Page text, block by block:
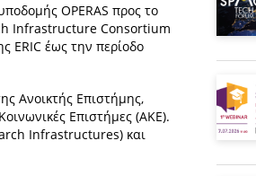
OPERAS προς το
Infrastructure Consortium
ERIC έως την περίοδο
Ανοικτής Επιστήμης,
Επιστήμες (ΑΚΕ).
Infrastructures) και